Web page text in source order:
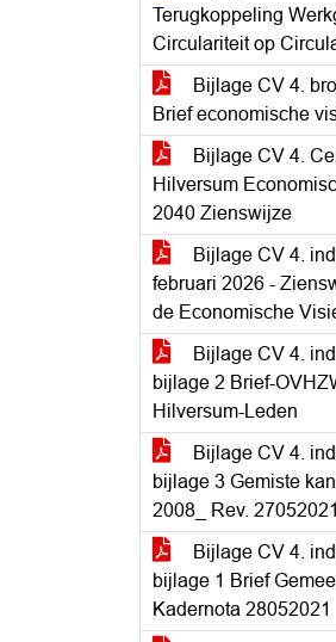
Terugkoppeling
Circulariteit op
Bijlage CV 4.
Brief economische
Bijlage CV 4.
Hilversum
2040 Zienswijze
Bijlage CV 4.
februari 2026 -
de Economische
Bijlage CV 4.
bijlage 2 Brief-
Hilversum-Leden
Bijlage CV 4.
bijlage 3 Gemiste
2008_ Rev. 27052021
Bijlage CV 4.
bijlage 1 Brief
Kadernota 28052021